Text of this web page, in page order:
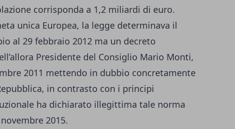
corrisponda a 1,2 miliardi di euro.
unica Europea, la legge determinava il
al 29 febbraio 2012 ma un decreto
Presidente del Consiglio Mario Monti,
2011 mettendo in dubbio concretamente
in contrasto con i principi
ha dichiarato illegittima tale norma
2015.